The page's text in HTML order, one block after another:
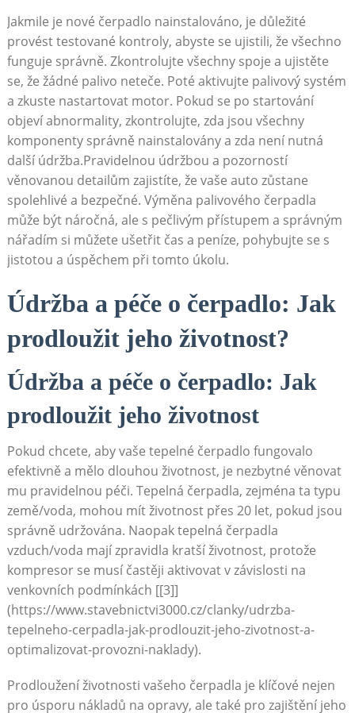
Jakmile ‌je nové čerpadlo​ nainstalováno,‍ je důležité
provést testované kontroly, abyste‍ se⁣ ujistili, že ⁤všechno​
funguje ⁢správně.⁤ Zkontrolujte všechny spoje⁤ a⁢ ujistěte
se, že žádné palivo neteče. Poté aktivujte palivový​ systém
a zkuste‌ nastartovat motor. Pokud se po startování
objeví abnormality,​ zkontrolujte, zda jsou všechny
komponenty‌ správně nainstalovány a⁢ zda není ⁤nutná‍
další údržba.Pravidelnou údržbou a pozorností
věnovanou detailům zajistíte, že vaše auto‍ zůstane
spolehlivé a⁢ bezpečné. Výměna palivového čerpadla
může být náročná, ale ⁣s pečlivým ⁣přístupem a správným
nářadím si ‍můžete‌ ušetřit​ čas a peníze, ⁣pohybujte se​ s
jistotou a úspěchem při⁣ tomto úkolu.
Údržba a péče‌ o ​čerpadlo: Jak‍
prodloužit jeho životnost?
Údržba a péče⁤ o ‌čerpadlo:​ Jak
prodloužit jeho ​životnost
Pokud chcete, aby vaše​ tepelné čerpadlo fungovalo
efektivně⁤ a⁢ mělo dlouhou životnost,​ je nezbytné věnovat​
mu pravidelnou péči. Tepelná čerpadla, zejména ta typu
‌země/voda, mohou⁢ mít životnost ⁣přes 20 ⁤let, pokud jsou‌
správně udržována. Naopak tepelná⁤ čerpadla
vzduch/voda mají zpravidla kratší životnost, protože
kompresor se musí častěji ‍aktivovat v závislosti na​
venkovních podmínkách [[3]]
(https://www.stavebnictvi3000.cz/clanky/udrzba-
tepelneho-cerpadla-jak-prodlouzit-jeho-zivotnost-a-
optimalizovat-provozni-naklady).
Prodloužení životnosti ‍vašeho čerpadla‍ je klíčové nejen
pro úsporu nákladů na opravy, ale‍ také pro zajištění jeho